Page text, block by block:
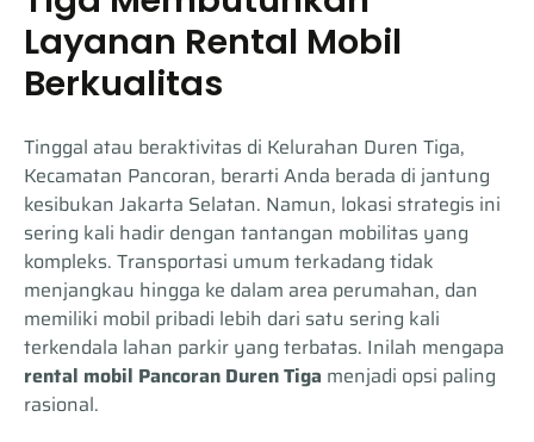
Layanan Rental Mobil
Berkualitas
Tinggal atau beraktivitas di Kelurahan Duren Tiga,
Kecamatan Pancoran, berarti Anda berada di jantung
kesibukan Jakarta Selatan. Namun, lokasi strategis ini
sering kali hadir dengan tantangan mobilitas yang
kompleks. Transportasi umum terkadang tidak
menjangkau hingga ke dalam area perumahan, dan
memiliki mobil pribadi lebih dari satu sering kali
terkendala lahan parkir yang terbatas. Inilah mengapa
rental mobil Pancoran Duren Tiga menjadi opsi paling
rasional.